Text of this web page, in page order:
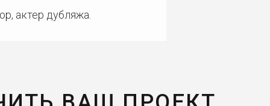
актер дубляжа.